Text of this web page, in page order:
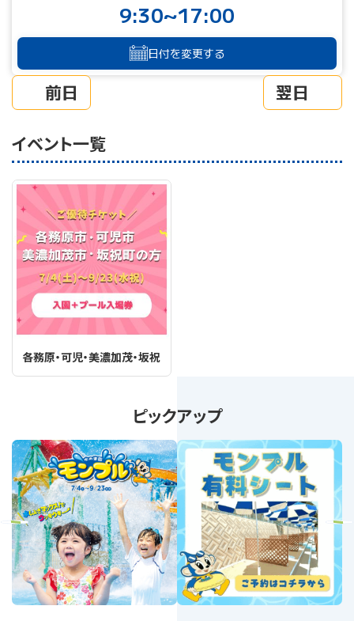
前日
9:30~17:00
日付を変更する
翌日
イベント一覧
各務原・可児・美濃加茂・坂祝
ピックアップ
Next